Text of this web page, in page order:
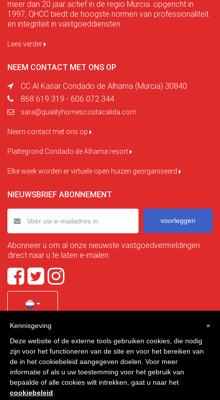
meer dan 20 jaar actief in de regio Murcia. opgericht in
1997, QHCC biedt de hoogste normen van professionaliteit
en integriteit in vastgoeddiensten.
Lees verder
NEEM CONTACT MET ONS OP
CC Al Kasar Condado de Alhama (Murcia) 30840
868 619 319 - 606 072 344
sara@qualityhomescostacalida.com
Neem contact met ons op
Plattegrond Condado de Alhama resort
Elke week worden er virtuele open huizen georganiseerd
NIEUWSBRIEF ABONNEMENT
voorleggen
Abonneer u om al onze nieuwste vastgoedvermeldingen
direct naar u te laten e-mailen.
Quality Homes Costa Calida
is a registered trademark of
La Manga Holiday Home SL duly registered with CIF / tax
no. B-30750053 and address: Bella Luz 07-05, 30389 La
Manga Club, Cartagena, Murcia, Spain.
×
Kennisgeving
Deze website of de externe tools gebruiken cookies, die nodig
zijn voor het functioneren van de site en voor het bereiken van
de in het cookiebeleid aangegeven doelen. Voor meer
informatie of als u uw toestemming voor het gebruik van
bepaalde of alle cookies wilt intrekken, gaat u naar het
cookiebeleid